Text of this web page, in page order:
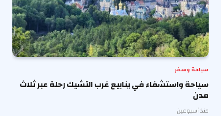
سياحة وسفر
سياحة واستشفاء في ينابيع غرب التشيك رحلة عبر ثلاث
مدن
منذ أسبوعين